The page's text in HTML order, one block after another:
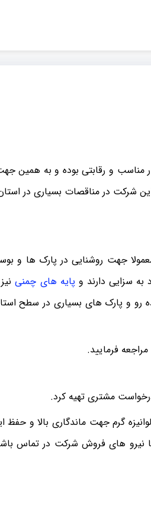
مناسب و رقابتی بوده و به همین
شرکت در مناقصات بسیاری در
جهت روشنایی در پارک ها و
به سزایی دارند و پایه های چمنی
رو و پارک های بسیاری در سطح
فرمایید.
مشتری تهیه کرد.
گرم جهت ماندگاری بالا و حفظ
نیرو های فروش شرکت در تماس